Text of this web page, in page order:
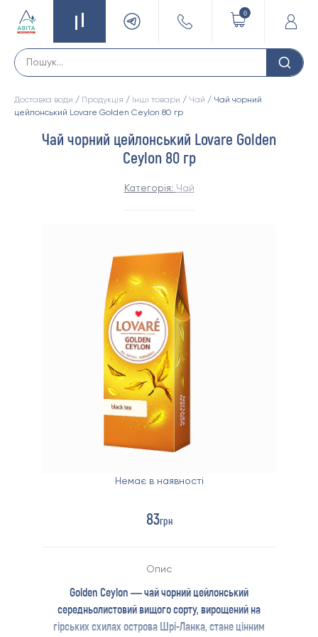
0
Доставка води / Продукція / Інші товари / Чай / Чай чорний
цейлонський Lovare Golden Ceylon 80 гр
Чай чорний цейлонський Lovare Golden
Ceylon 80 гр
Категорія: Чай
Немає в наявності
83грн
Опис
Golden Ceylon — чай чорний цейлонський
середньолистовий вищого сорту, вирощений на
гірських схилах острова Шрі-Ланка, стане цінним